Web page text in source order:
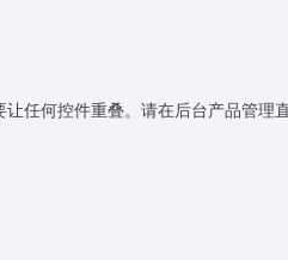
任何控件重叠。请在后台产品管